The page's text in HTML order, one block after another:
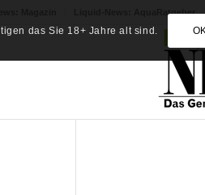
Liquid-News: AquaRatgeber
das Sie 18+ Jahre alt sind. OK